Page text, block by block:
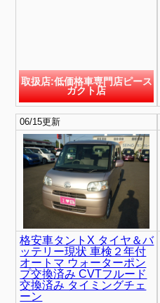
取扱店:低価格車専門店ピース
ガクト店
06/15更新
格安車タントX タイヤ＆バ
ッテリー現状 車検２年付
オートマ ウォーターポン
プ交換済み CVTフルード
交換済み タイミングチェ
ーン